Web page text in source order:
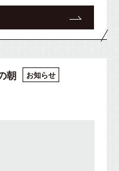
朝
お知らせ